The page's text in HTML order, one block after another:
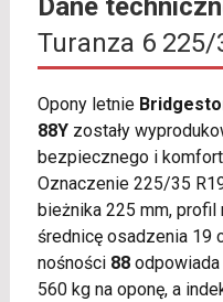
Dane
Turanza 6 225/
Opony letnie
88Yzostały
bezpiecznego i
Oznaczenie 225/35
bieżnika 225 mm,
średnicę osadzenia 19
nośności 88odpowiada
560 kg na oponę, a